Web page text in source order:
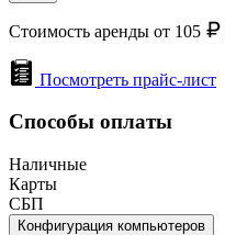
Стоимость аренды от 105
Посмотреть прайс-лист
Способы оплаты
Наличные
Карты
СБП
Конфигурация компьютеров